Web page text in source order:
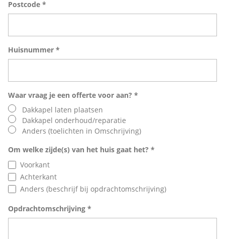
Postcode *
Huisnummer *
Waar vraag je een offerte voor aan? *
Dakkapel laten plaatsen
Dakkapel onderhoud/reparatie
Anders (toelichten in Omschrijving)
Om welke zijde(s) van het huis gaat het? *
Voorkant
Achterkant
Anders (beschrijf bij opdrachtomschrijving)
Opdrachtomschrijving *